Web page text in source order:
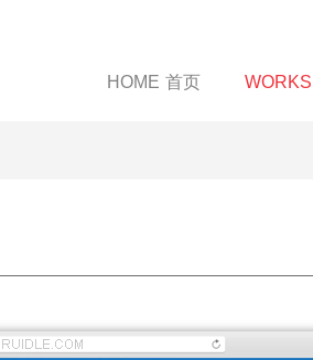
HOME 首页 WORKS